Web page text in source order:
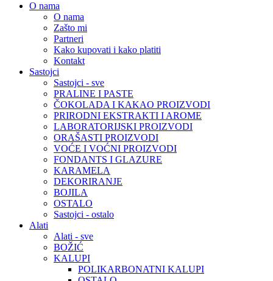
O nama
O nama
Zašto mi
Partneri
Kako kupovati i kako platiti
Kontakt
Sastojci
Sastojci - sve
PRALINE I PASTE
ČOKOLADA I KAKAO PROIZVODI
PRIRODNI EKSTRAKTI I AROME
LABORATORIJSKI PROIZVODI
ORAŠASTI PROIZVODI
VOĆE I VOĆNI PROIZVODI
FONDANTS I GLAZURE
KARAMELA
DEKORIRANJE
BOJILA
OSTALO
Sastojci - ostalo
Alati
Alati - sve
BOŽIĆ
KALUPI
POLIKARBONATNI KALUPI